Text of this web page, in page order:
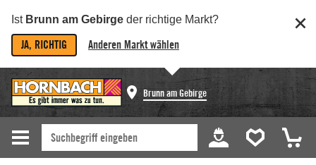
Ist Brunn am Gebirge der richtige Markt?
JA, RICHTIG Anderen Markt wählen
Brunn am Gebirge